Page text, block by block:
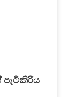
පැටිකිරිය